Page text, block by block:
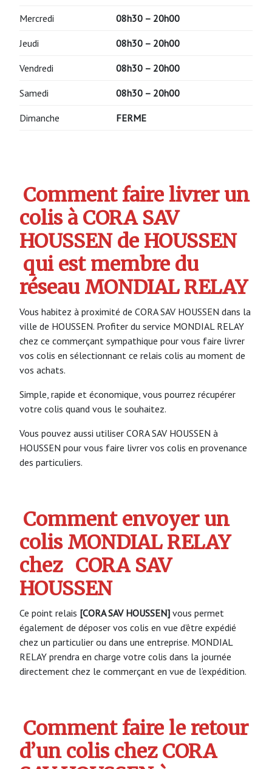
Mercredi 08h30 – 20h00
Jeudi 08h30 – 20h00
Vendredi 08h30 – 20h00
Samedi 08h30 – 20h00
Dimanche FERME
Comment faire livrer un
colis à CORA SAV
HOUSSEN de HOUSSEN
qui est membre du
réseau MONDIAL RELAY
Vous habitez à proximité de CORA SAV HOUSSEN dans la
ville de HOUSSEN. Profiter du service MONDIAL RELAY
chez ce commerçant sympathique pour vous faire livrer
vos colis en sélectionnant ce relais colis au moment de
vos achats.
Simple, rapide et économique, vous pourrez récupérer
votre colis quand vous le souhaitez.
Vous pouvez aussi utiliser CORA SAV HOUSSEN à
HOUSSEN pour vous faire livrer vos colis en provenance
des particuliers.
Comment envoyer un
colis MONDIAL RELAY
chez CORA SAV
HOUSSEN
Ce point relais [CORA SAV HOUSSEN] vous permet
également de déposer vos colis en vue d’être expédié
chez un particulier ou dans une entreprise. MONDIAL
RELAY prendra en charge votre colis dans la journée
directement chez le commerçant en vue de l’expédition.
Comment faire le retour
d’un colis chez CORA